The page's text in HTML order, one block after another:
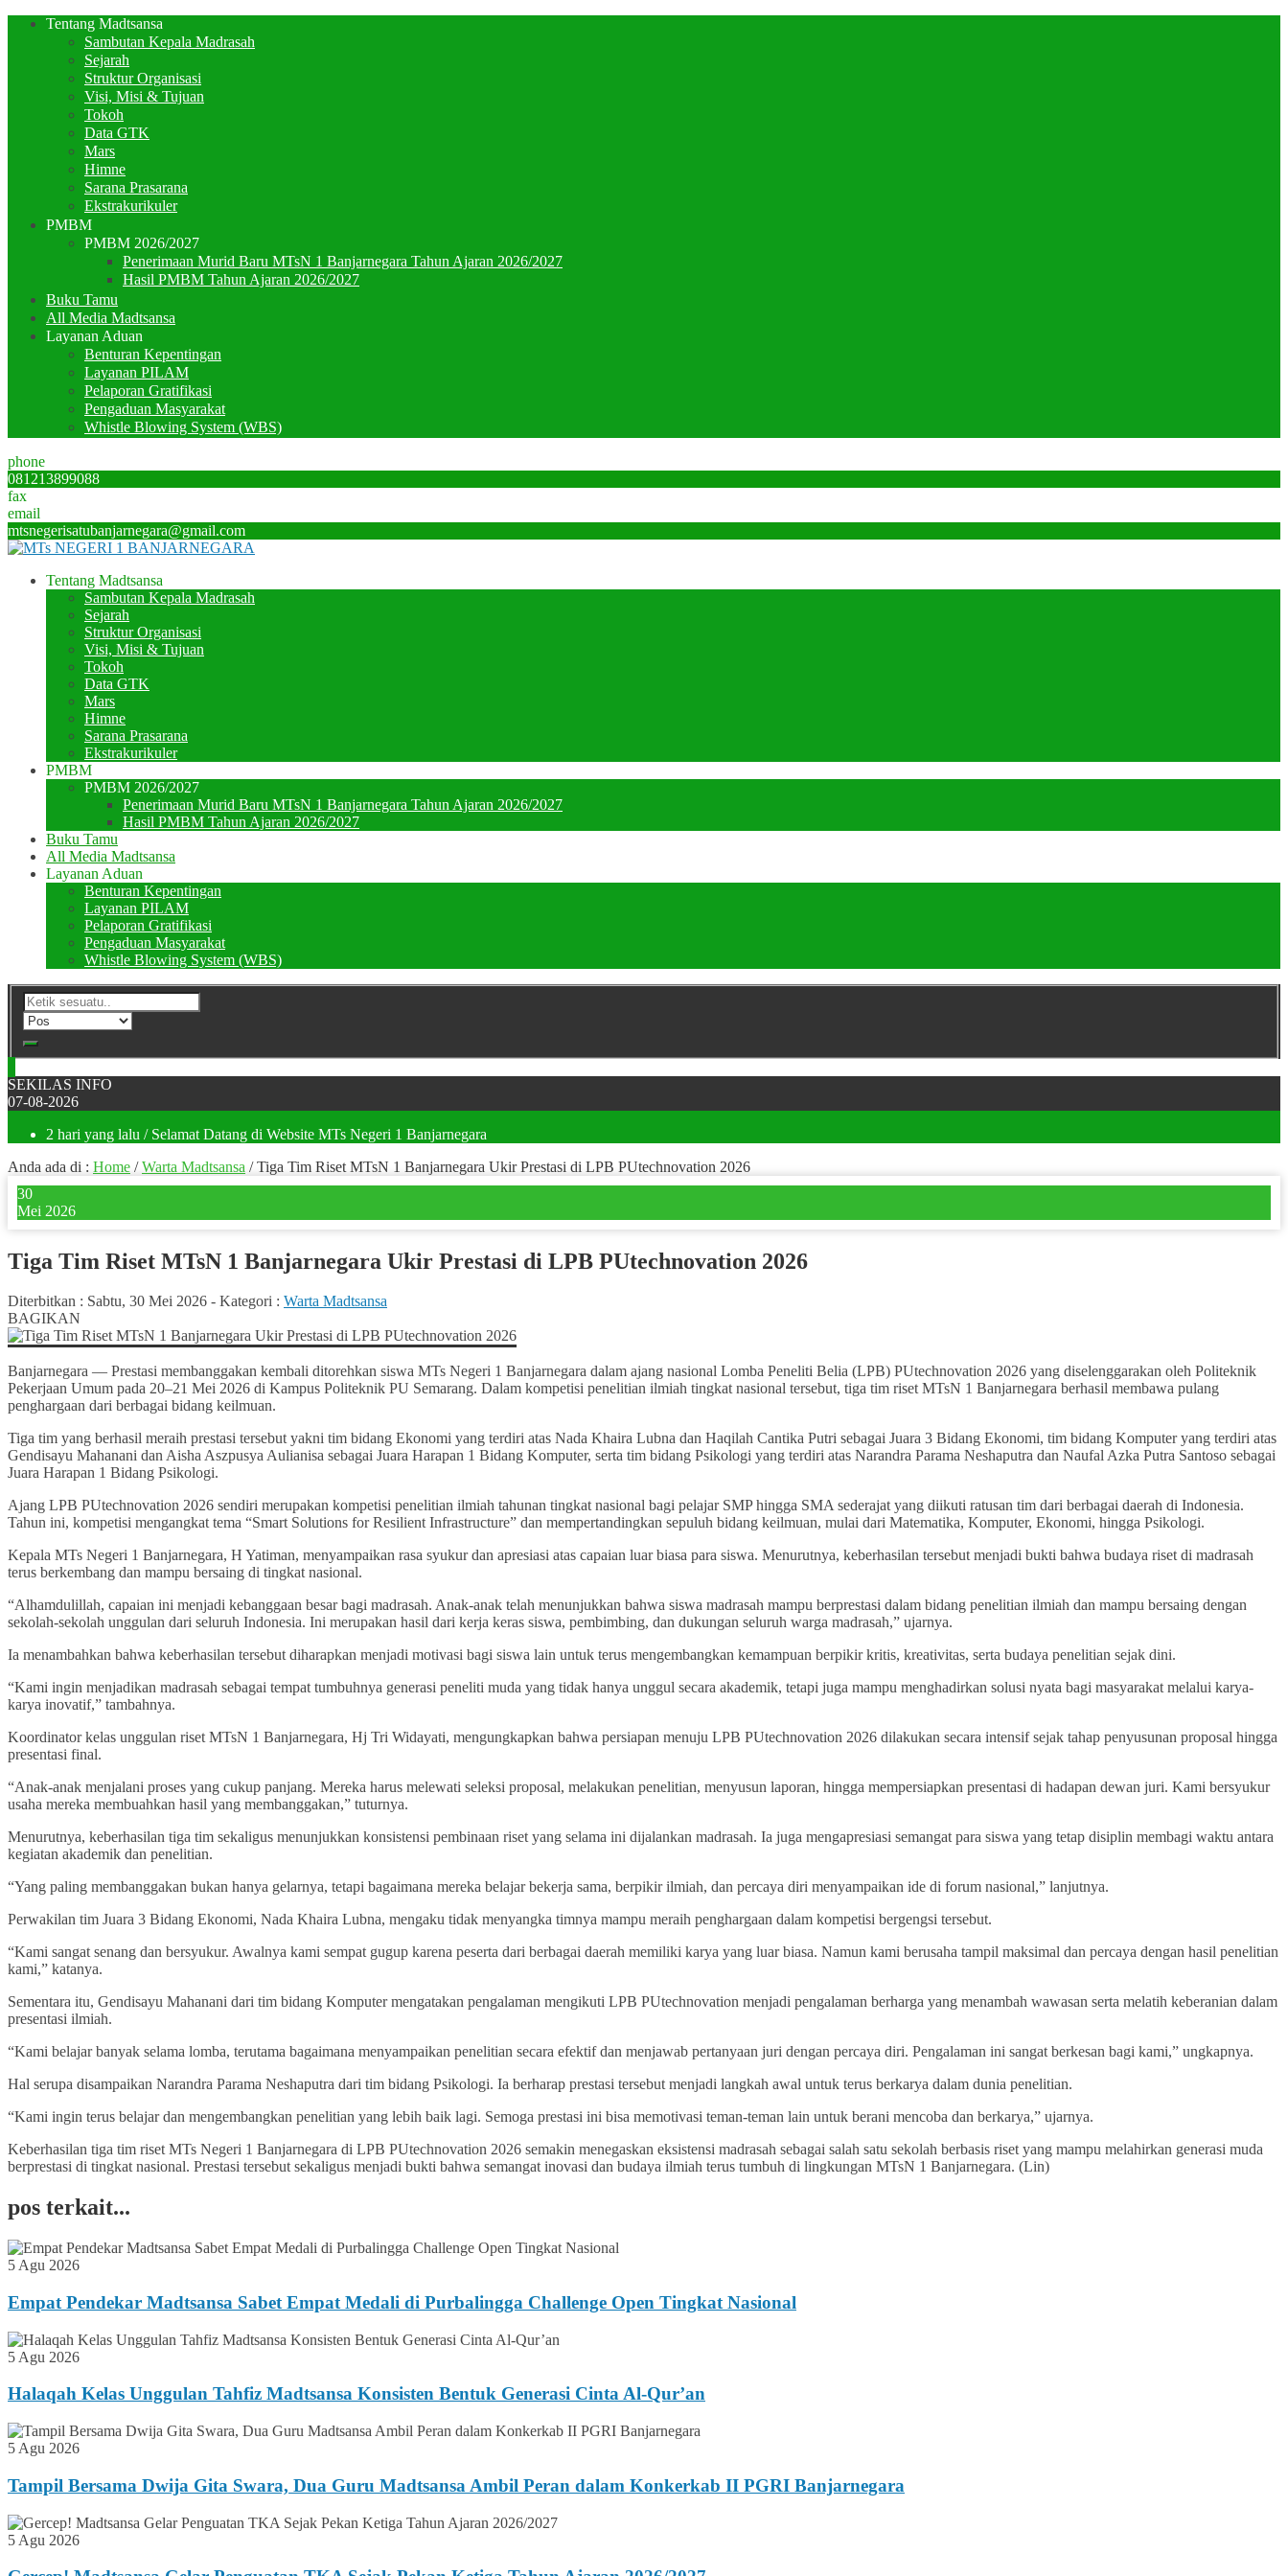
Tentang Madtsansa
Sambutan Kepala Madrasah
Sejarah
Struktur Organisasi
Visi, Misi & Tujuan
Tokoh
Data GTK
Mars
Himne
Sarana Prasarana
Ekstrakurikuler
PMBM
PMBM 2026/2027
Penerimaan Murid Baru MTsN 1 Banjarnegara Tahun Ajaran 2026/2027
Hasil PMBM Tahun Ajaran 2026/2027
Buku Tamu
All Media Madtsansa
Layanan Aduan
Benturan Kepentingan
Layanan PILAM
Pelaporan Gratifikasi
Pengaduan Masyarakat
Whistle Blowing System (WBS)
phone
081213899088
fax
email
mtsnegerisatubanjarnegara@gmail.com
Tentang Madtsansa
Sambutan Kepala Madrasah
Sejarah
Struktur Organisasi
Visi, Misi & Tujuan
Tokoh
Data GTK
Mars
Himne
Sarana Prasarana
Ekstrakurikuler
PMBM
PMBM 2026/2027
Penerimaan Murid Baru MTsN 1 Banjarnegara Tahun Ajaran 2026/2027
Hasil PMBM Tahun Ajaran 2026/2027
Buku Tamu
All Media Madtsansa
Layanan Aduan
Benturan Kepentingan
Layanan PILAM
Pelaporan Gratifikasi
Pengaduan Masyarakat
Whistle Blowing System (WBS)
SEKILAS INFO
07-08-2026
2 hari yang lalu / Selamat Datang di Website MTs Negeri 1 Banjarnegara
Anda ada di : Home /Warta Madtsansa /Tiga Tim Riset MTsN 1 Banjarnegara Ukir Prestasi di LPB PUtechnovation 2026
30
Mei 2026
Tiga Tim Riset MTsN 1 Banjarnegara Ukir Prestasi di LPB PUtechnovation 2026
Diterbitkan : Sabtu, 30 Mei 2026 - Kategori : Warta Madtsansa
BAGIKAN
Banjarnegara — Prestasi membanggakan kembali ditorehkan siswa MTs Negeri 1 Banjarnegara dalam ajang nasional Lomba Peneliti Belia (LPB) PUtechnovation 2026 yang diselenggarakan oleh Politeknik
Pekerjaan Umum pada 20–21 Mei 2026 di Kampus Politeknik PU Semarang. Dalam kompetisi penelitian ilmiah tingkat nasional tersebut, tiga tim riset MTsN 1 Banjarnegara berhasil membawa pulang
penghargaan dari berbagai bidang keilmuan.
Tiga tim yang berhasil meraih prestasi tersebut yakni tim bidang Ekonomi yang terdiri atas Nada Khaira Lubna dan Haqilah Cantika Putri sebagai Juara 3 Bidang Ekonomi, tim bidang Komputer yang terdiri atas
Gendisayu Mahanani dan Aisha Aszpusya Aulianisa sebagai Juara Harapan 1 Bidang Komputer, serta tim bidang Psikologi yang terdiri atas Narandra Parama Neshaputra dan Naufal Azka Putra Santoso sebagai
Juara Harapan 1 Bidang Psikologi.
Ajang LPB PUtechnovation 2026 sendiri merupakan kompetisi penelitian ilmiah tahunan tingkat nasional bagi pelajar SMP hingga SMA sederajat yang diikuti ratusan tim dari berbagai daerah di Indonesia.
Tahun ini, kompetisi mengangkat tema “Smart Solutions for Resilient Infrastructure” dan mempertandingkan sepuluh bidang keilmuan, mulai dari Matematika, Komputer, Ekonomi, hingga Psikologi.
Kepala MTs Negeri 1 Banjarnegara, H Yatiman, menyampaikan rasa syukur dan apresiasi atas capaian luar biasa para siswa. Menurutnya, keberhasilan tersebut menjadi bukti bahwa budaya riset di madrasah
terus berkembang dan mampu bersaing di tingkat nasional.
“Alhamdulillah, capaian ini menjadi kebanggaan besar bagi madrasah. Anak-anak telah menunjukkan bahwa siswa madrasah mampu berprestasi dalam bidang penelitian ilmiah dan mampu bersaing dengan
sekolah-sekolah unggulan dari seluruh Indonesia. Ini merupakan hasil dari kerja keras siswa, pembimbing, dan dukungan seluruh warga madrasah,” ujarnya.
Ia menambahkan bahwa keberhasilan tersebut diharapkan menjadi motivasi bagi siswa lain untuk terus mengembangkan kemampuan berpikir kritis, kreativitas, serta budaya penelitian sejak dini.
“Kami ingin menjadikan madrasah sebagai tempat tumbuhnya generasi peneliti muda yang tidak hanya unggul secara akademik, tetapi juga mampu menghadirkan solusi nyata bagi masyarakat melalui karya-
karya inovatif,” tambahnya.
Koordinator kelas unggulan riset MTsN 1 Banjarnegara, Hj Tri Widayati, mengungkapkan bahwa persiapan menuju LPB PUtechnovation 2026 dilakukan secara intensif sejak tahap penyusunan proposal hingga
presentasi final.
“Anak-anak menjalani proses yang cukup panjang. Mereka harus melewati seleksi proposal, melakukan penelitian, menyusun laporan, hingga mempersiapkan presentasi di hadapan dewan juri. Kami bersyukur
usaha mereka membuahkan hasil yang membanggakan,” tuturnya.
Menurutnya, keberhasilan tiga tim sekaligus menunjukkan konsistensi pembinaan riset yang selama ini dijalankan madrasah. Ia juga mengapresiasi semangat para siswa yang tetap disiplin membagi waktu antara
kegiatan akademik dan penelitian.
“Yang paling membanggakan bukan hanya gelarnya, tetapi bagaimana mereka belajar bekerja sama, berpikir ilmiah, dan percaya diri menyampaikan ide di forum nasional,” lanjutnya.
Perwakilan tim Juara 3 Bidang Ekonomi, Nada Khaira Lubna, mengaku tidak menyangka timnya mampu meraih penghargaan dalam kompetisi bergengsi tersebut.
“Kami sangat senang dan bersyukur. Awalnya kami sempat gugup karena peserta dari berbagai daerah memiliki karya yang luar biasa. Namun kami berusaha tampil maksimal dan percaya dengan hasil penelitian
kami,” katanya.
Sementara itu, Gendisayu Mahanani dari tim bidang Komputer mengatakan pengalaman mengikuti LPB PUtechnovation menjadi pengalaman berharga yang menambah wawasan serta melatih keberanian dalam
presentasi ilmiah.
“Kami belajar banyak selama lomba, terutama bagaimana menyampaikan penelitian secara efektif dan menjawab pertanyaan juri dengan percaya diri. Pengalaman ini sangat berkesan bagi kami,” ungkapnya.
Hal serupa disampaikan Narandra Parama Neshaputra dari tim bidang Psikologi. Ia berharap prestasi tersebut menjadi langkah awal untuk terus berkarya dalam dunia penelitian.
“Kami ingin terus belajar dan mengembangkan penelitian yang lebih baik lagi. Semoga prestasi ini bisa memotivasi teman-teman lain untuk berani mencoba dan berkarya,” ujarnya.
Keberhasilan tiga tim riset MTs Negeri 1 Banjarnegara di LPB PUtechnovation 2026 semakin menegaskan eksistensi madrasah sebagai salah satu sekolah berbasis riset yang mampu melahirkan generasi muda
berprestasi di tingkat nasional. Prestasi tersebut sekaligus menjadi bukti bahwa semangat inovasi dan budaya ilmiah terus tumbuh di lingkungan MTsN 1 Banjarnegara. (Lin)
pos terkait...
5 Agu 2026
Empat Pendekar Madtsansa Sabet Empat Medali di Purbalingga Challenge Open Tingkat Nasional
5 Agu 2026
Halaqah Kelas Unggulan Tahfiz Madtsansa Konsisten Bentuk Generasi Cinta Al-Qur’an
5 Agu 2026
Tampil Bersama Dwija Gita Swara, Dua Guru Madtsansa Ambil Peran dalam Konkerkab II PGRI Banjarnegara
5 Agu 2026